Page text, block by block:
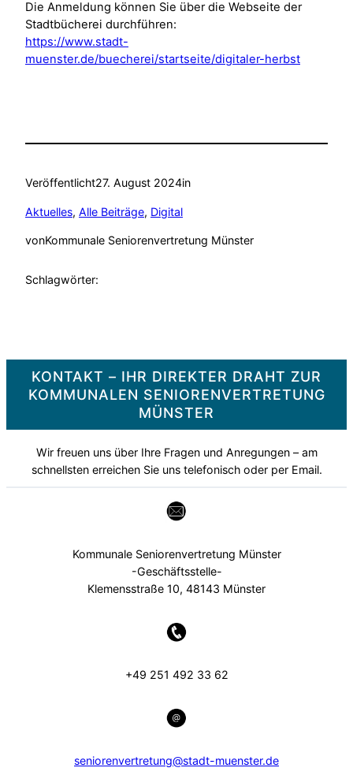
Die Anmeldung können Sie über die Webseite der
Stadtbücherei durchführen:
https://www.stadt-
muenster.de/buecherei/startseite/digitaler-herbst
Veröffentlicht27. August 2024in
Aktuelles, Alle Beiträge, Digital
vonKommunale Seniorenvertretung Münster
Schlagwörter:
KONTAKT – IHR DIREKTER DRAHT ZUR
KOMMUNALEN SENIORENVERTRETUNG
MÜNSTER
Wir freuen uns über Ihre Fragen und Anregungen – am
schnellsten erreichen Sie uns telefonisch oder per Email.
Kommunale Seniorenvertretung Münster
-Geschäftsstelle-
Klemensstraße 10, 48143 Münster
+49 251 492 33 62
seniorenvertretung@stadt-muenster.de